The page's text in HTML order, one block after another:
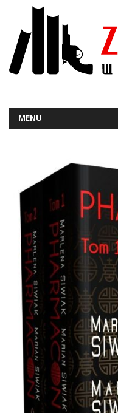
MENU
NOWOŚCI
PATRONATY
WYWIADY
RECENZJE
DO CZYTANIA
NA EKRANIE
KONTAKT